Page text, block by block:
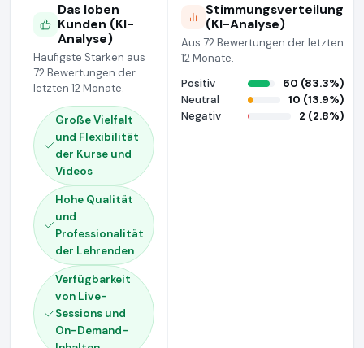
Das loben
Kunden (KI-
Analyse)
Häufigste Stärken aus
72 Bewertungen der
letzten 12 Monate.
Große Vielfalt
und Flexibilität
der Kurse und
Videos
Hohe Qualität
und
Professionalität
der Lehrenden
Verfügbarkeit
von Live-
Sessions und
On-Demand-
Stimmungsverteilung
(KI-Analyse)
Aus 72 Bewertungen der letzten
12 Monate.
Positiv
60 (83.3%)
Neutral
10 (13.9%)
Negativ
2 (2.8%)